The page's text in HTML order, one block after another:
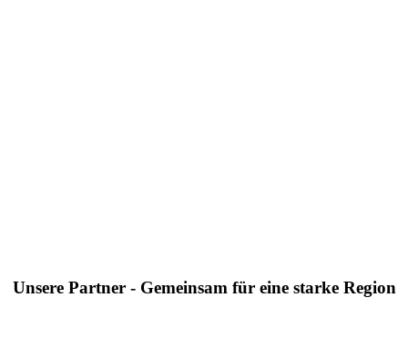
Unsere Partner - Gemeinsam für eine starke Region